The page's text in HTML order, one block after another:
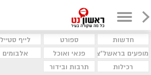
חדשות ספורט לייף סטייל
מופעים בראשל"צ
פנאי ואוכל אלבומים
רכילות
תרבות ובידור